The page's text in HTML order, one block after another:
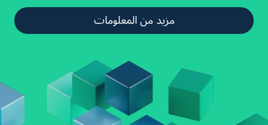
مزيد من المعلومات